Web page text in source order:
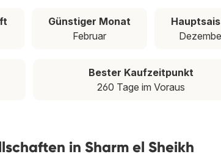
Günstiger Monat
Februar
Bester Kaufzeitpunkt
260 Tage im Voraus
in Sharm el Sheikh